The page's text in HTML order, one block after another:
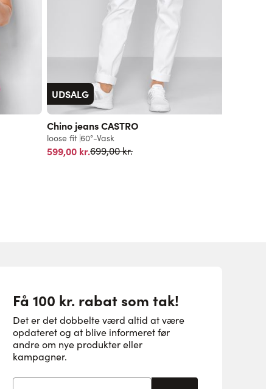
UDSALG
Chino jeans CASTRO
loose fit 60°-Vask
599,00 kr.Normalpris
699,00 kr.
Få 100 kr. rabat som tak!
Det er det dobbelte værd altid at være
opdateret og at blive informeret før
andre om nye produkter eller
kampagner.